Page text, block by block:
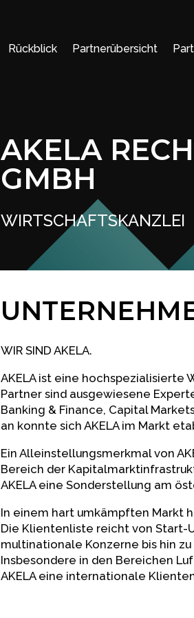
Rückblick Partnerübersicht
AKELA
GMBH
WIRTSCHAFTSKANZLEI
WIR SIND AKELA.
AKELA ist eine hochspezialisierte
Partner sind ausgewiesene
Banking & Finance, Capital
an konnte sich AKELA im Markt
Ein Alleinstellungsmerkmal von
Bereich der
AKELA eine Sonderstellung am
In einem hart umkämpften Markt
Die Klientenliste reicht von Start-
multinationale Konzerne bis hin
Insbesondere in den Bereichen
AKELA eine internationale